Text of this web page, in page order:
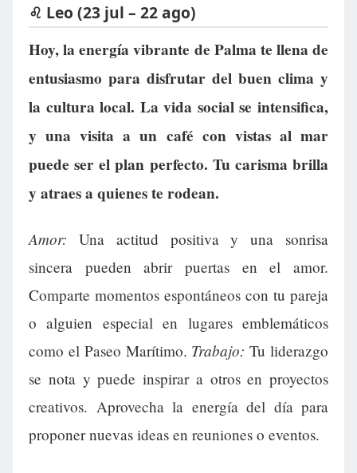
♌ Leo (23 jul – 22 ago)
Hoy, la energía vibrante de Palma te llena de
entusiasmo para disfrutar del buen clima y
la cultura local. La vida social se intensifica,
y una visita a un café con vistas al mar
puede ser el plan perfecto. Tu carisma brilla
y atraes a quienes te rodean.
Amor: Una actitud positiva y una sonrisa
sincera pueden abrir puertas en el amor.
Comparte momentos espontáneos con tu pareja
o alguien especial en lugares emblemáticos
como el Paseo Marítimo. Trabajo: Tu liderazgo
se nota y puede inspirar a otros en proyectos
creativos. Aprovecha la energía del día para
proponer nuevas ideas en reuniones o eventos.